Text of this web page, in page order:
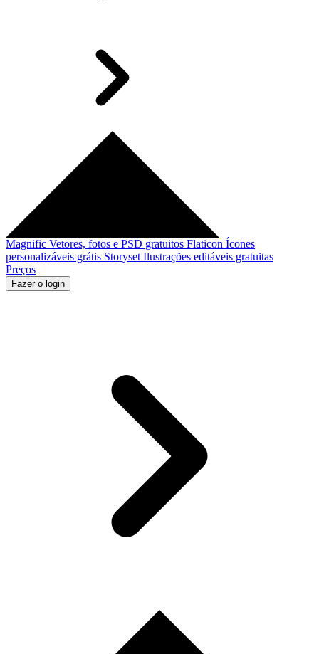
Magnific Vetores, fotos e PSD gratuitos Flaticon Ícones
personalizáveis grátis Storyset Ilustrações editáveis gratuitas
Preços
Fazer o login